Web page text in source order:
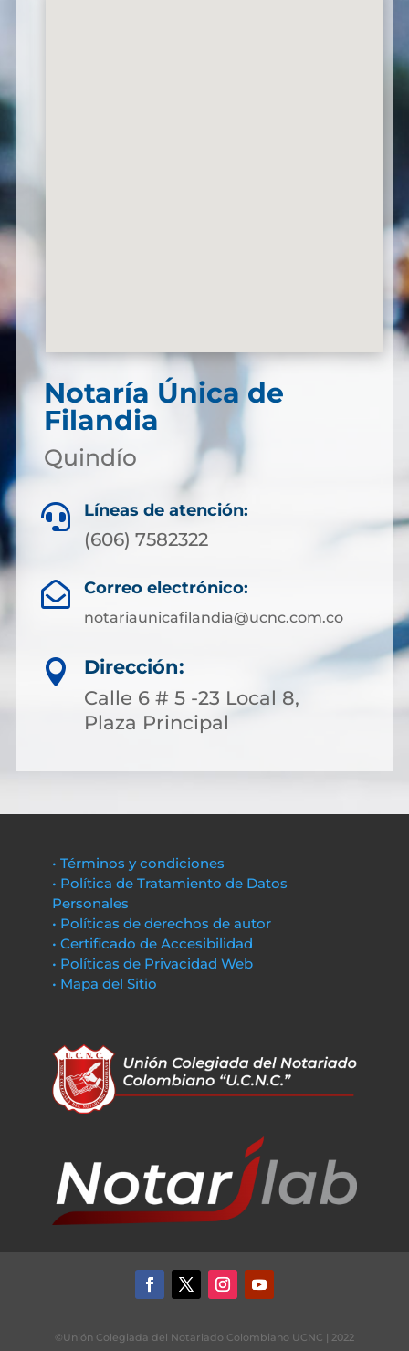
Notaría Única de
Filandia
Quindío
 Líneas de atención:
(606) 7582322
 Correo electrónico:
notariaunicafilandia@ucnc.com.co

Dirección:
Calle 6 # 5 -23 Local 8,
Plaza Principal
• Términos y condiciones
• Política de Tratamiento de Datos
Personales
• Políticas de derechos de autor
• Certificado de Accesibilidad
• Políticas de Privacidad Web
• Mapa del Sitio
©Unión Colegiada del Notariado Colombiano UCNC | 2022